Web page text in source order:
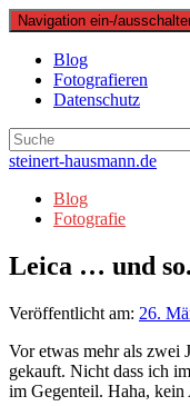
Navigation ein-/
Blog
Fotografieren
Datenschutz
steinert-hausmann.de
Blog
Fotografie
Leica … und so.
Veröffentlicht am: 26.
Vor etwas mehr als zwei
gekauft. Nicht dass ich
im Gegenteil. Haha, kein